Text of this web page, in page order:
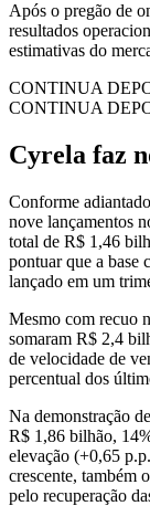
Após o pregão de
resultados
estimativas do
CONTINUA
CONTINUA
Cyrela faz
Conforme
nove lançamentos
total de R$ 1,46
pontuar que a base
lançado em um
Mesmo com recuo
somaram R$ 2,4
de velocidade de
percentual dos
Na demonstração
R$ 1,86 bilhão,
elevação (+0,65
crescente, também
pelo recuperação